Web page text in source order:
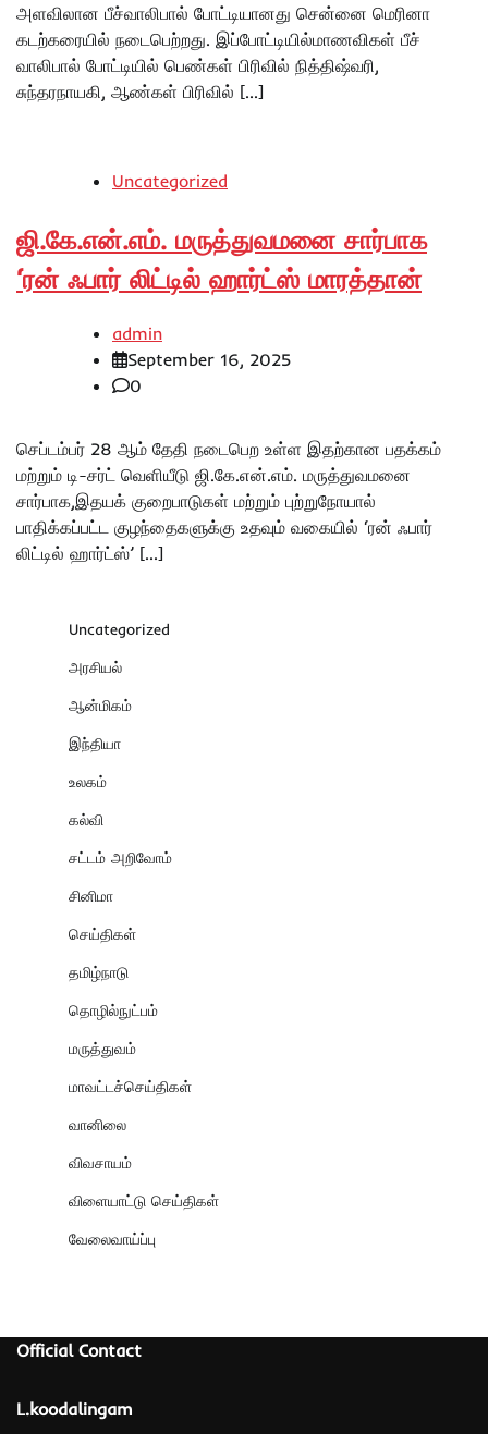
அளவிலான பீச்வாலிபால் போட்டியானது சென்னை மெரினா
கடற்கரையில் நடைபெற்றது. இப்போட்டியில்மாணவிகள் பீச்
வாலிபால் போட்டியில் பெண்கள் பிரிவில் நித்திஷ்வரி,
சுந்தரநாயகி, ஆண்கள் பிரிவில் […]
Uncategorized
ஜி.கே.என்.எம். மருத்துவமனை சார்பாக
‘ரன் ஃபார் லிட்டில் ஹார்ட்ஸ் மாரத்தான்
admin
September 16, 2025
0
செப்டம்பர் 28 ஆம் தேதி நடைபெற உள்ள இதற்கான பதக்கம்
மற்றும் டி-சர்ட் வெளியீடு ஜி.கே.என்.எம். மருத்துவமனை
சார்பாக,இதயக் குறைபாடுகள் மற்றும் புற்றுநோயால்
பாதிக்கப்பட்ட குழந்தைகளுக்கு உதவும் வகையில் ‘ரன் ஃபார்
லிட்டில் ஹார்ட்ஸ்’ […]
Uncategorized
அரசியல்
ஆன்மிகம்
இந்தியா
உலகம்
கல்வி
சட்டம் அறிவோம்
சினிமா
செய்திகள்
தமிழ்நாடு
தொழில்நுட்பம்
மருத்துவம்
மாவட்டச்செய்திகள்
வானிலை
விவசாயம்
விளையாட்டு செய்திகள்
வேலைவாய்ப்பு
Official Contact
L.koodalingam